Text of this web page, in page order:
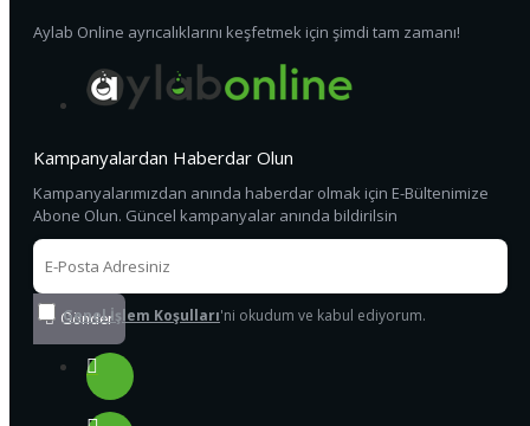
Aylab Online ayrıcalıklarını keşfetmek için şimdi tam zamanı!
Kampanyalardan Haberdar Olun
Kampanyalarımızdan anında haberdar olmak için E-Bültenimize
Abone Olun. Güncel kampanyalar anında bildirilsin
Gönder
Genel İşlem Koşulları'ni okudum ve kabul ediyorum.